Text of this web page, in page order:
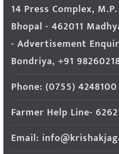
14 Press Complex,
Bhopal - 462011
- Advertisement
Bondriya, +91
Phone: (0755) 4248100
Farmer Help Line-
Email: